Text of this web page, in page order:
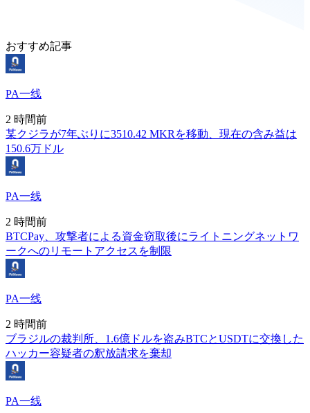
おすすめ記事
PA一线
2 時間前
某クジラが7年ぶりに3510.42 MKRを移動、現在の含み益は
150.6万ドル
PA一线
2 時間前
BTCPay、攻撃者による資金窃取後にライトニングネットワ
ークへのリモートアクセスを制限
PA一线
2 時間前
ブラジルの裁判所、1.6億ドルを盗みBTCとUSDTに交換した
ハッカー容疑者の釈放請求を棄却
PA一线